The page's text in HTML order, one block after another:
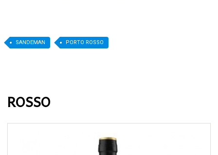
SANDEMAN PORTO ROSSO
ROSSO